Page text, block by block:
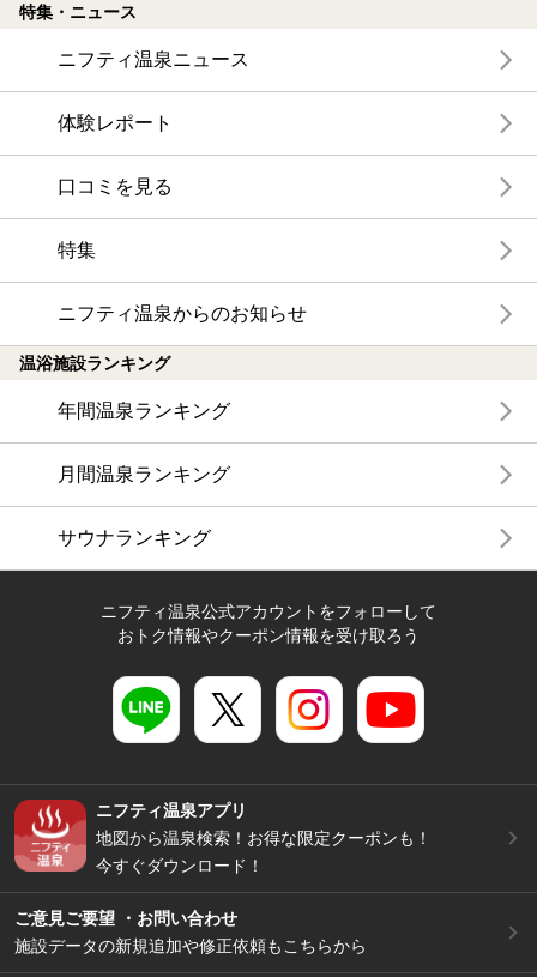
特集・ニュース
ニフティ温泉ニュース
体験レポート
口コミを見る
特集
ニフティ温泉からのお知らせ
温浴施設ランキング
年間温泉ランキング
月間温泉ランキング
サウナランキング
ニフティ温泉公式アカウントをフォローして
おトク情報やクーポン情報を受け取ろう
ニフティ温泉アプリ
地図から温泉検索！お得な限定クーポンも！
今すぐダウンロード！
ご意見ご要望 ・お問い合わせ
施設データの新規追加や修正依頼もこちらから